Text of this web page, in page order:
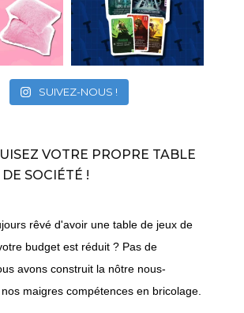
SUIVEZ-NOUS !
VOTRE PROPRE TABLE
SOCIÉTÉ !
rêvé d'avoir une table de jeux de
budget est réduit ? Pas de
avons construit la nôtre nous-
maigres compétences en bricolage.